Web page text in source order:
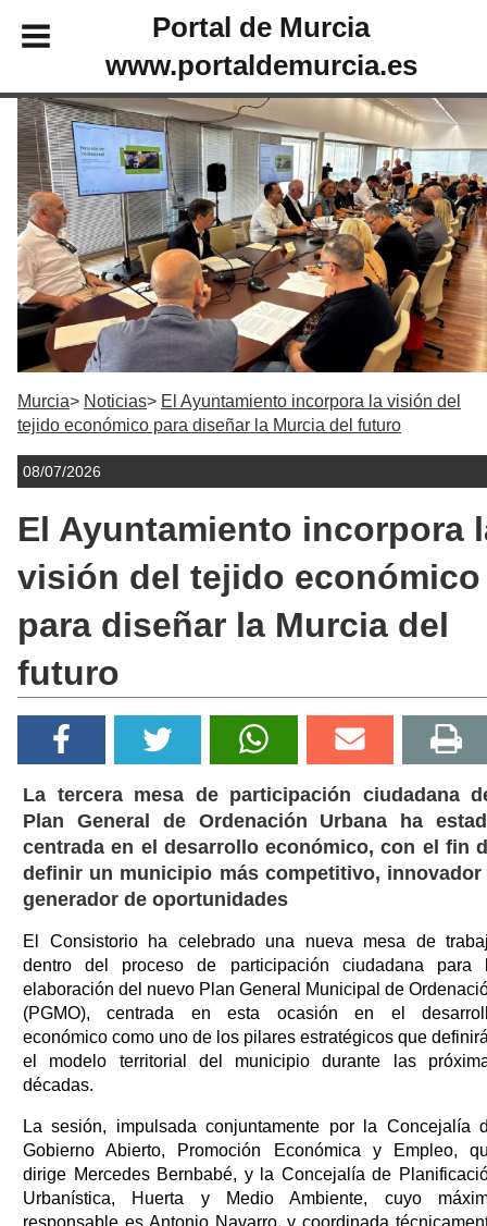
Portal de Murcia
www.portaldemurcia.es
Murcia Noticias
El Ayuntamiento incorpora la visión del
tejido económico para diseñar la Murcia del futuro
08/07/2026
El Ayuntamiento incorpora
visión del tejido económico
para diseñar la Murcia del
futuro
La tercera mesa de participación ciudadana
Plan General de Ordenación Urbana ha
centrada en el desarrollo económico, con el fin
definir un municipio más competitivo, innovador
generador de oportunidades
El Consistorio ha celebrado una nueva mesa de
dentro del proceso de participación ciudadana para
elaboración del nuevo Plan General Municipal de
(PGMO), centrada en esta ocasión en el
económico como uno de los pilares estratégicos que
el modelo territorial del municipio durante las
décadas.
La sesión, impulsada conjuntamente por la Concejalía
Gobierno Abierto, Promoción Económica y Empleo,
dirige Mercedes Bernbabé, y la Concejalía de
Urbanística, Huerta y Medio Ambiente, cuyo
responsable es Antonio Navarro, y coordinada